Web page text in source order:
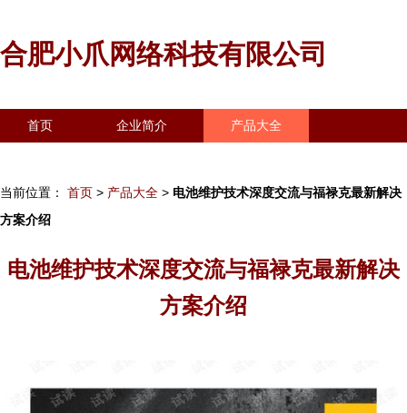
合肥小爪网络科技有限公司
首页 企业简介 产品大全
当前位置： 首页 > 产品大全 > 电池维护技术深度交流与福禄克最新解决
方案介绍
电池维护技术深度交流与福禄克最新解决
方案介绍